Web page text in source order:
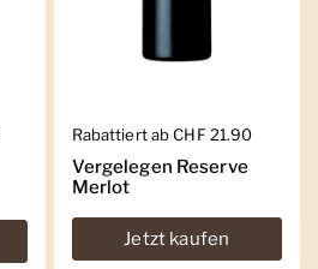
Regulärer Preis
Rabattiert ab CHF 21.90
Vergelegen Reserve
Merlot
Jetzt kaufen